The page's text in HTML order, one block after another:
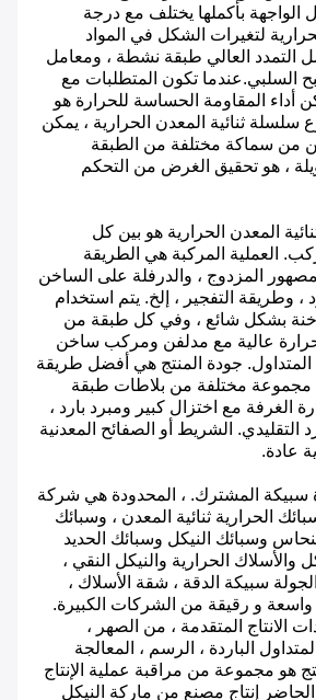
الواجهة بأكملها يختلف مع درجة
لتغيرات الشكل في المواد
التمدد العالي طبقة نشطة ، ومعامل
السلبي.عندما تكون المتطلبات مع
أداء المقاومة الحساسة للحرارة هو
ثنائية المعدن الحرارية ، يمكن
من سماكة مختلفة من الطبقة
، هو تحقيق الغرض من التحكم
المعدن الحرارية هو بين كل
العملية المركبة هي الطريقة
المزدوج ، والدرفلة على الساخن
، وطريقة التفجير ، إلخ. يتم استخدام
بشكل شائع ، وفي كل طبقة من
عالية مع مدلفن ومركب ساخن
جودة المنتج هي أفضل طريقة
، مجموعة مختلفة من بلاطات طبقة
الغرفة مع اختزال كبير ومبرد بارد ،
التقليدي. الشريط أو الصفائح المعدنية
عادة.
سبيكة المشترك. ، المحدودة هي شركة
الحرارية ثنائية المعدن ، وسبائك
وسبائك النيكل وسبائك الحديد
والأسلاك الحرارية والنيكل النقي ،
سبيكة الدقة ، شقة الأسلاك ،
و رقيقة من الشركات الكبيرة.
الانتاج المتقدمة ، من الصهر ،
الباردة ، الرسم ، المعالجة
هو مجموعة من مراقبة عملية الإنتاج
إنتاج مصنع من ماركة النيكل